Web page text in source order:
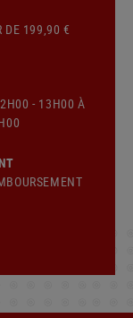
DE 199,90 €
- 13H00 À